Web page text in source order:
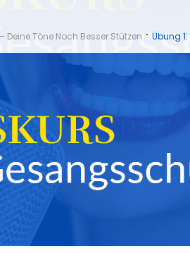
Deine Töne Noch Besser Stützen Übung